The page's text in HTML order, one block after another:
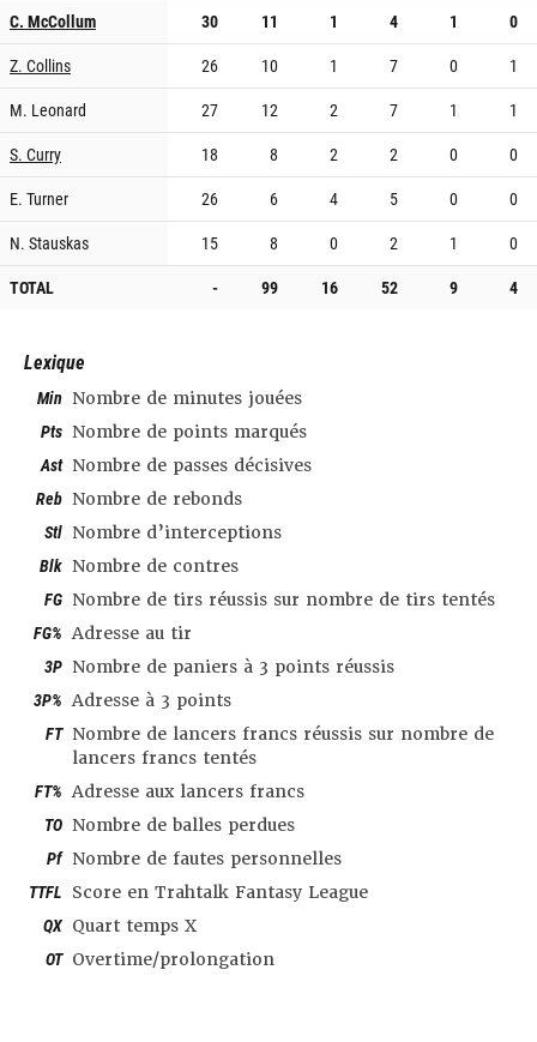
C. McCollum
30 11 1 4 1
0
Z. Collins
26 10 1 7 0
1
M. Leonard
27 12 2 7 1
1
S. Curry
18 8 2 2 0
0
E. Turner
26 6 4 5 0
0
N. Stauskas
15 8 0 2 1
0
TOTAL
- 99 16 52 9 4
Lexique
Min Nombre de minutes jouées
Pts Nombre de points marqués
Ast Nombre de passes décisives
Reb Nombre de rebonds
Stl Nombre d’interceptions
Blk Nombre de contres
FG Nombre de tirs réussis sur nombre de tirs tentés
FG% Adresse au tir
3P Nombre de paniers à 3 points réussis
3P% Adresse à 3 points
FT Nombre de lancers francs réussis sur nombre de
lancers francs tentés
FT% Adresse aux lancers francs
TO Nombre de balles perdues
Pf Nombre de fautes personnelles
TTFL Score en Trahtalk Fantasy League
QX Quart temps X
OT Overtime/prolongation